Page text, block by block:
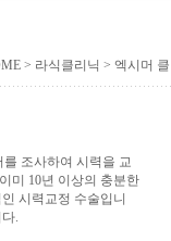
> 라식클리닉 > 엑시머
조사하여 시력을 교
미 10년 이상의 충분한
시력교정 수술입니
.